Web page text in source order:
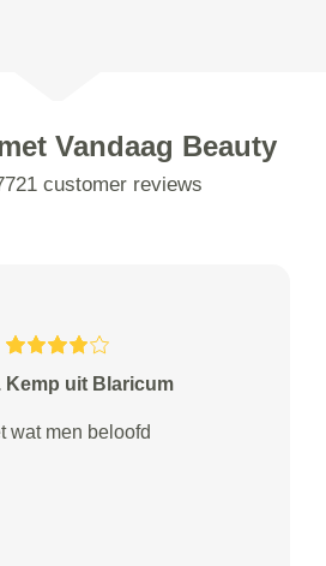
Vandaag Beauty
customer reviews
Kemp uit Blaricum
wat men beloofd